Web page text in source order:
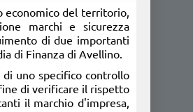
economico del territorio,
marchi e sicurezza
di due importanti
di Finanza di Avellino.
uno specifico controllo
di verificare il rispetto
il marchio d'impresa,